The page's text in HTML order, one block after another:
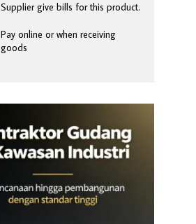
Supplier give bills for this product.
Pay online or when receiving
goods